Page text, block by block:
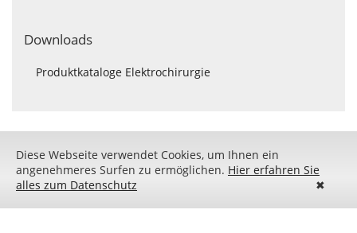
Downloads
Produktkataloge Elektrochirurgie
Diese Webseite verwendet Cookies, um Ihnen ein
angenehmeres Surfen zu ermöglichen. Hier erfahren Sie
alles zum Datenschutz
✖